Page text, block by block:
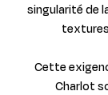
singularité de
Cette
Charlot